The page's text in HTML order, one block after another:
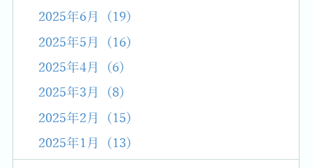
2025年6月 (19)
2025年5月 (16)
2025年4月 (6)
2025年3月 (8)
2025年2月 (15)
2025年1月 (13)